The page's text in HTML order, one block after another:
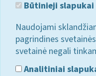
Būtinieji slapukai
Naudojami
pagrindines
svetainė negali
Analitiniai